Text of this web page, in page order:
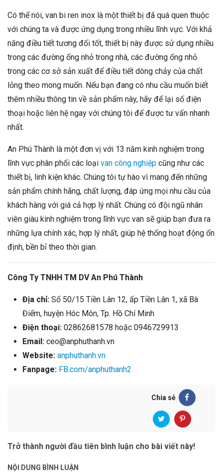
Có thể nói, van bi ren inox là một thiết bị đã quá quen thuộc
với chúng ta và được ứng dụng trong nhiều lĩnh vực. Với khả
năng điều tiết tương đối tốt, thiết bị này được sử dụng nhiều
trong các đường ống nhỏ trong nhà, các đường ống nhỏ
trong các cơ sở sản xuất để điều tiết dòng chảy của chất
lỏng theo mong muốn. Nếu bạn đang có nhu cầu muốn biết
thêm nhiều thông tin về sản phẩm này, hãy để lại số điện
thoại hoặc liên hệ ngay với chúng tôi để được tư vấn nhanh
nhất.
An Phú Thành là một đơn vị với 13 năm kinh nghiệm trong
lĩnh vực phân phối các loại van công nghiệp cũng như các
thiết bị, linh kiện khác. Chúng tôi tự hào vì mang đến những
sản phẩm chính hãng, chất lượng, đáp ứng mọi nhu cầu của
khách hàng với giá cả hợp lý nhất. Chúng có đội ngũ nhân
viên giàu kinh nghiệm trong lĩnh vực van sẽ giúp bạn đưa ra
những lựa chính xác, hợp lý nhất, giúp hệ thống hoạt động ổn
định, bền bỉ theo thời gian.
Công Ty TNHH TM DV An Phú Thành
Địa chỉ: Số 50/15 Tiền Lân 12, ấp Tiền Lân 1, xã Bà
Điểm, huyện Hóc Môn, Tp. Hồ Chí Minh
Điện thoại: 02862681578 hoặc 0946729913
Email: ceo@anphuthanh.vn
Website: anphuthanh.vn
Fanpage: FB.com/anphuthanh2
Chia sẻ
Trở thành người đầu tiên bình luận cho bài viết này!
NỘI DUNG BÌNH LUẬN